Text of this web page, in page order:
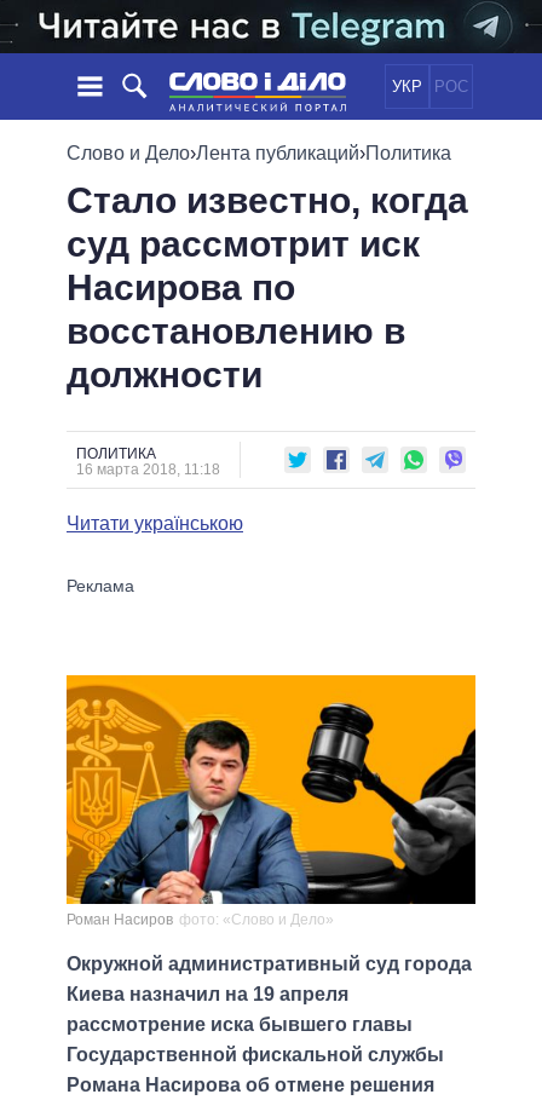
УКР РОС
НОВОСТИ
ЛЕНТА
СОБЫТИЯ
СТАТЬИ
МНЕНИЯ
ОБЗОРЫ
ДАЙДЖЕСТЫ
ПОЛИТИКА
ЭКОНОМИКА
ОБЩЕСТВО
ОБЕЩАНИЯ
ПОЛИТИКИ
ВСЕ ПОЛИТИКИ
ПРЕЗИДЕНТ И ОФИС
ВЕРХОВНАЯ РАДА
ГЛАВЫ ОБЛАДМИНИСТРАЦИЙ
МЭРЫ
ВСЕ ПЕРСОНЫ
ВИДЕО
СРАВНЕНИЕ ПОЛИТИКОВ
Слово и Дело›Лента публикаций›Политика
Стало известно, когда
суд рассмотрит иск
Насирова по
восстановлению в
должности
ПОЛИТИКА
16 марта 2018, 11:18
Читати українською
Роман Насиров фото: «Слово и Дело»
Окружной административный суд города
Киева назначил на 19 апреля
рассмотрение иска бывшего главы
Государственной фискальной службы
Романа Насирова об отмене решения